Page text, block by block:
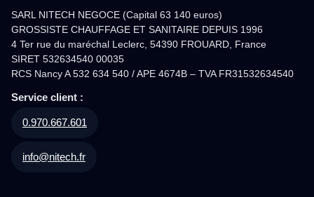
SARL NITECH NEGOCE (Capital 63 140 euros)
GROSSISTE CHAUFFAGE ET SANITAIRE DEPUIS 1996
4 Ter rue du maréchal Leclerc, 54390 FROUARD, France
SIRET 532634540 00035
RCS Nancy A 532 634 540 / APE 4674B – TVA FR31532634540
Service client :
0.970.667.601
info@nitech.fr